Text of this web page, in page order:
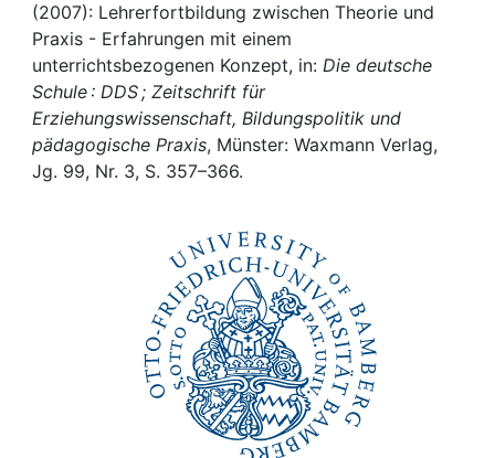
My FIS
Help
(2007): Lehrerfortbildung zwischen Theorie und
Praxis - Erfahrungen mit einem
unterrichtsbezogenen Konzept, in: Die deutsche
Schule : DDS ; Zeitschrift für
Erziehungswissenschaft, Bildungspolitik und
pädagogische Praxis, Münster: Waxmann Verlag,
Jg. 99, Nr. 3, S. 357–366.